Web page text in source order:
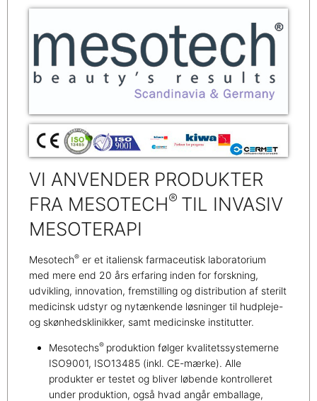
VI ANVENDER PRODUKTER
FRA MESOTECH® TIL INVASIV
MESOTERAPI
Mesotech® er et italiensk farmaceutisk laboratorium
med mere end 20 års erfaring inden for forskning,
udvikling, innovation, fremstilling og distribution af sterilt
medicinsk udstyr og nytænkende løsninger til hudpleje-
og skønhedsklinikker, samt medicinske institutter.
Mesotechs® produktion følger kvalitetssystemerne
ISO9001, ISO13485 (inkl. CE-mærke). Alle
produkter er testet og bliver løbende kontrolleret
under produktion, også hvad angår emballage,